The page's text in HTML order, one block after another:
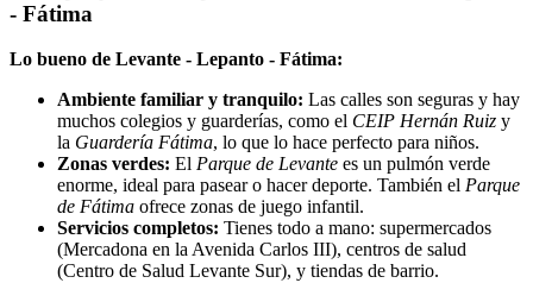
- Fátima
Lo bueno de Levante - Lepanto - Fátima:
Ambiente familiar y tranquilo: Las calles son seguras y hay
muchos colegios y guarderías, como el CEIP Hernán Ruiz y
la Guardería Fátima, lo que lo hace perfecto para niños.
Zonas verdes: El Parque de Levante es un pulmón verde
enorme, ideal para pasear o hacer deporte. También el Parque
de Fátima ofrece zonas de juego infantil.
Servicios completos: Tienes todo a mano: supermercados
(Mercadona en la Avenida Carlos III), centros de salud
(Centro de Salud Levante Sur), y tiendas de barrio.